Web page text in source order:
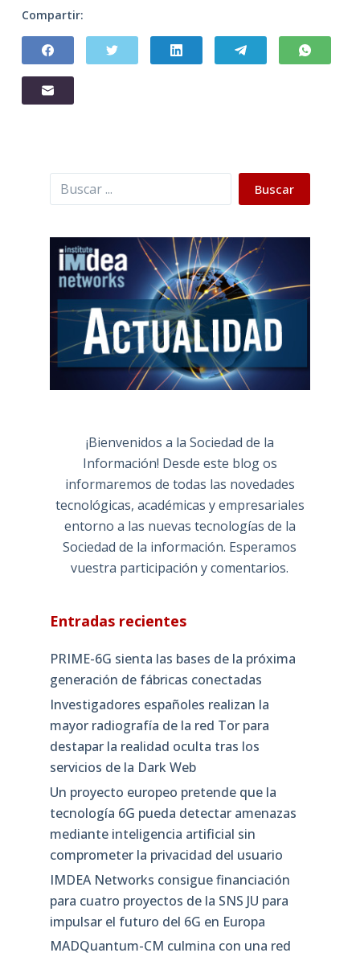
Compartir:
Buscar Buscar
¡Bienvenidos a la Sociedad de la
Información! Desde este blog os
informaremos de todas las novedades
tecnológicas, académicas y empresariales
entorno a las nuevas tecnologías de la
Sociedad de la información. Esperamos
vuestra participación y comentarios.
Entradas recientes
PRIME-6G sienta las bases de la próxima
generación de fábricas conectadas
Investigadores españoles realizan la
mayor radiografía de la red Tor para
destapar la realidad oculta tras los
servicios de la Dark Web
Un proyecto europeo pretende que la
tecnología 6G pueda detectar amenazas
mediante inteligencia artificial sin
comprometer la privacidad del usuario
IMDEA Networks consigue financiación
para cuatro proyectos de la SNS JU para
impulsar el futuro del 6G en Europa
MADQuantum-CM culmina con una red